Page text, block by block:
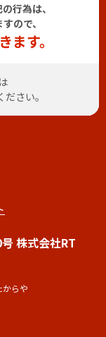
行為は、
ので、
す。
さい。
株式会社RT
からや